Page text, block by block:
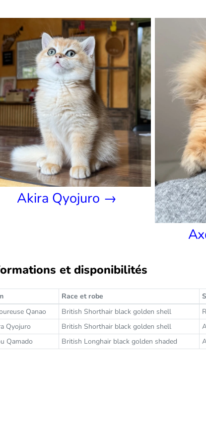
Akira Qyojuro →
et disponibilités
Race et robe
Qanao
British Shorthair black golden shell
Qyojuro
British Shorthair black golden shell
Qamado
British Longhair black golden shaded